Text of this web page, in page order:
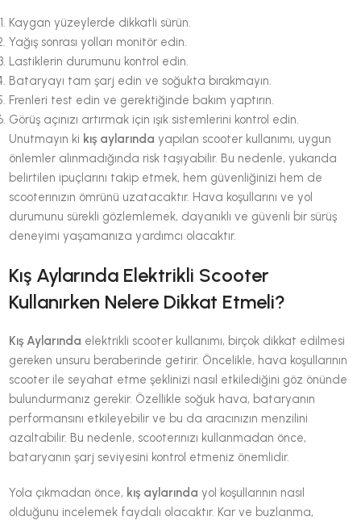
Kaygan yüzeylerde dikkatli sürün.
Yağış sonrası yolları monitör edin.
Lastiklerin durumunu kontrol edin.
Bataryayı tam şarj edin ve soğukta bırakmayın.
Frenleri test edin ve gerektiğinde bakım yaptırın.
Görüş açınızı artırmak için ışık sistemlerini kontrol edin.
Unutmayın ki kış aylarında yapılan scooter kullanımı, uygun
önlemler alınmadığında risk taşıyabilir. Bu nedenle, yukarıda
belirtilen ipuçlarını takip etmek, hem güvenliğinizi hem de
scooterınızın ömrünü uzatacaktır. Hava koşullarını ve yol
durumunu sürekli gözlemlemek, dayanıklı ve güvenli bir sürüş
deneyimi yaşamanıza yardımcı olacaktır.
Kış Aylarında Elektrikli Scooter
Kullanırken Nelere Dikkat Etmeli?
Kış Aylarında elektrikli scooter kullanımı, birçok dikkat edilmesi
gereken unsuru beraberinde getirir. Öncelikle, hava koşullarının
scooter ile seyahat etme şeklinizi nasıl etkilediğini göz önünde
bulundurmanız gerekir. Özellikle soğuk hava, bataryanın
performansını etkileyebilir ve bu da aracınızın menzilini
azaltabilir. Bu nedenle, scooterınızı kullanmadan önce,
bataryanın şarj seviyesini kontrol etmeniz önemlidir.
Yola çıkmadan önce, kış aylarında yol koşullarının nasıl
olduğunu incelemek faydalı olacaktır. Kar ve buzlanma,